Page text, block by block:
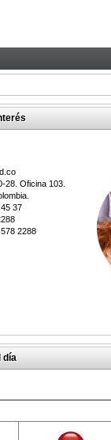
28. Oficina 103.
37
2288
día